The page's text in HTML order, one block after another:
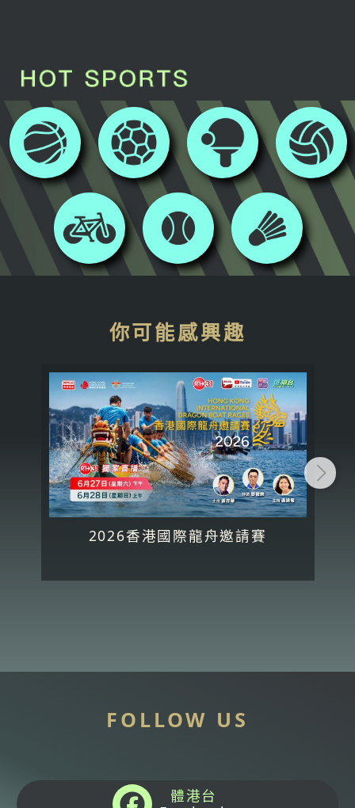
你可能感興趣
2026香港國際龍舟邀請賽
FOLLOW US
體港台